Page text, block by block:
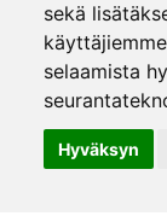
sekä
selaamista
Hyväksyn